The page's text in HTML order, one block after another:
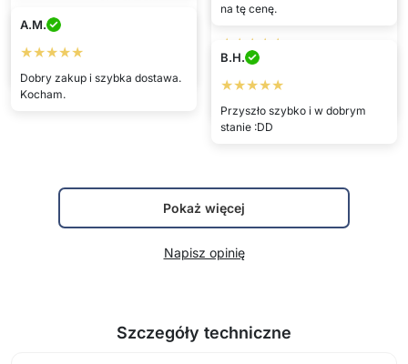
Marcelína
★★★★★
Ewelina
★★★★★
Jestem bardzo, bardzo
zadowolona. Działa świetnie i
na tę cenę.
A.M.
★★★★★
Dobry zakup i szybka dostawa.
Kocham.
B.H.
★★★★★
Przyszło szybko i w dobrym
stanie :DD
Pokaż więcej
Napisz opinię
Szczegóły techniczne